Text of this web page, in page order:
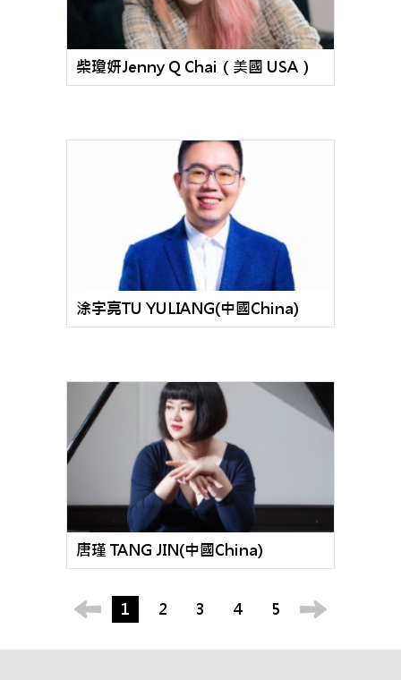
柴瓊妍Jenny Q Chai（美國 USA）
涂宇亮TU YULIANG(中國China)
唐瑾 TANG JIN(中國China)
1 2 3 4 5